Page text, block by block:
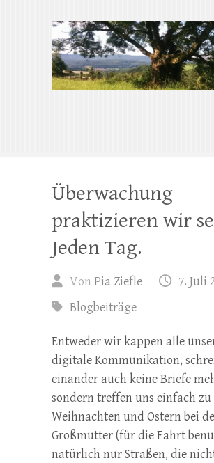
Pia Ziefle |
„Ohne Wurzeln kann das Herz
Überwachung
praktizieren wir
Jeden Tag.
Von Pia Ziefle
7. Juli
Blogbeiträge
Entweder wir kappen alle
digitale Kommunikation,
einander auch keine Briefe
sondern treffen uns einfach zu
Weihnachten und Ostern bei
Großmutter (für die Fahrt
natürlich nur Straßen, die